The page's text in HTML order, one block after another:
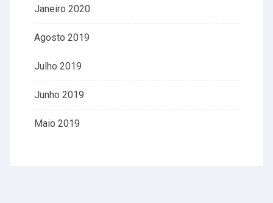
Janeiro 2020
Agosto 2019
Julho 2019
Junho 2019
Maio 2019